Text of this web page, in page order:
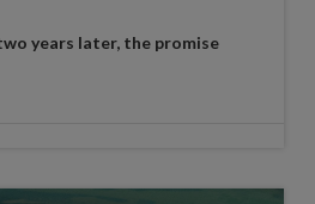
years later, the promise